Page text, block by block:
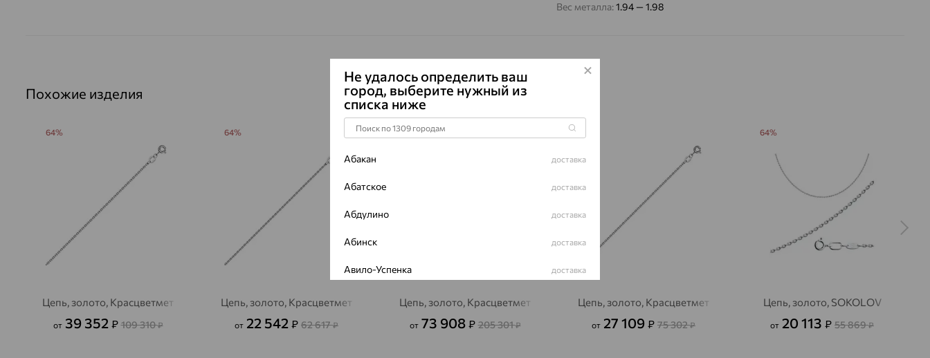
Вес металла:1.94 — 1.98
Похожие изделия
Цепь, золото, Красцветмет
от 39 352 ₽ 109 310₽
64%
Цепь, золото, Красцветмет
от 22 542 ₽ 62 617₽
64%
Цепь, золото, Красцветмет
от 73 908 ₽ 205 301₽
64%
Цепь, золото, Красцветмет
от 27 109 ₽ 75 302₽
Цепь, золото, SOKOLOV
от 20 113 ₽ 55 869₽
64%
Не удалось определить ваш
город, выберите нужный из
списка ниже
Абакан доставка
Абатское доставка
Абдулино доставка
Абинск доставка
Авило-Успенка доставка
доставка